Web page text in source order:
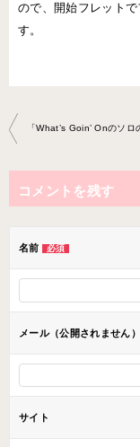
ので、開始フレット
す。
投
稿
ナ
ビ
ョ
ン
コメントを残す
名前 必須
メール（公開されません）
サイト